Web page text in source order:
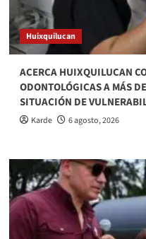
Huixquilucan
ACERCA HUIXQUILUCAN
ODONTOLÓGICAS A MÁS
SITUACIÓN DE
Karde 6 agosto, 2026